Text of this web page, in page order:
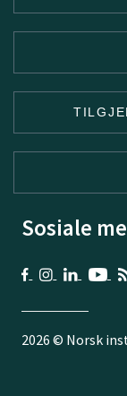
Sosiale
2026 © Norsk